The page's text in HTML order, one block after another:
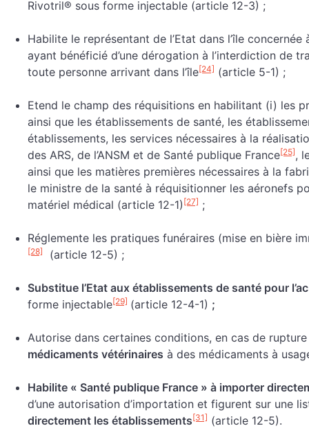
Rivotril® sous forme injectable (article 12-3) ;
Habilite le représentant de l’Etat dans l’île
ayant bénéficié d’une dérogation à l’interdiction de
toute personne arrivant dans l’île[24] (article 5-1) ;
Etend le champ des réquisitions en habilitant (i) les
ainsi que les établissements de santé, les
établissements, les services nécessaires à la
des ARS, de l’ANSM et de Santé publique France[25],
ainsi que les matières premières nécessaires à la
le ministre de la santé à réquisitionner les aéronefs
matériel médical (article 12-1) [27] ;
Réglemente les pratiques funéraires (mise en bière
[28] (article 12-5) ;
Substitue l’Etat aux établissements de santé pour
forme injectable[29] (article 12-4-1) ;
Autorise dans certaines conditions, en cas de
médicaments vétérinaires à des médicaments à
Habilite « Santé publique France » à importer
d’une autorisation d’importation et figurent sur une
directement les établissements[31] (article 12-5).